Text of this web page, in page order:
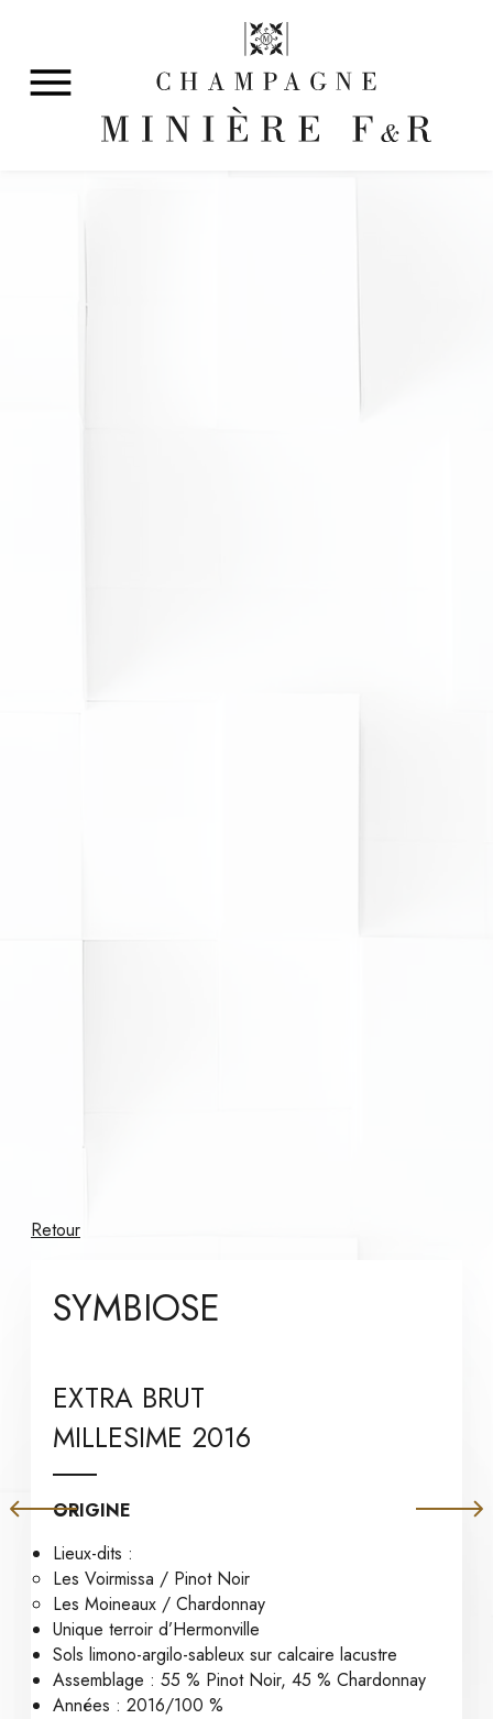
Retour
SYMBIOSE
EXTRA BRUT
MILLESIME 2016
ORIGINE
Lieux-dits :
Les Voirmissa / Pinot Noir
Les Moineaux / Chardonnay
Unique terroir d’Hermonville
Sols limono-argilo-sableux sur calcaire lacustre
Assemblage : 55 % Pinot Noir, 45 % Chardonnay
Années : 2016/100 %